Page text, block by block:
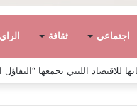
اجتماعي ثقافة الراي
والانقلاب (1951 – 1969)